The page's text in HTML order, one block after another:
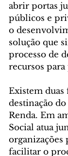
abrir portas
públicos e
o
solução que
processo de
recursos para
Existem duas
destinação
Renda. Em
Social atua
organizações
facilitar o